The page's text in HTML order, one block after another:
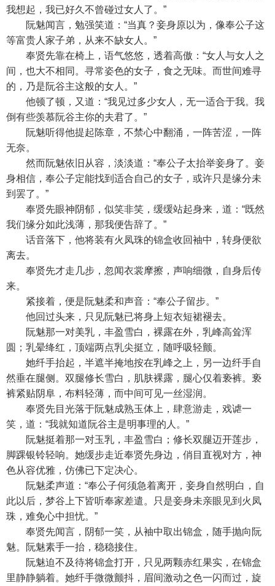
我想起，我已好久不曾碰过女人了。”
阮魅闻言，勉强笑道：“当真？妾身原以为，像奉公子这
等富贵人家子弟，从来不缺女人。”
奉贤先靠在椅上，语气悠悠，透着高傲：“女人与女人之
间，也大不相同。寻常姿色的女子，食之无味。而世间难寻
的，乃是阮谷主这般的女人。”
他顿了顿，又道：“我见过多少女人，无一适合于我。我
倒有些羡慕阮谷主你的夫君了。”
阮魅听得他提起陈章，不禁心中翻涌，一阵苦涩，一阵
无奈。
然而阮魅依旧从容，淡淡道：“奉公子太抬举妾身了。妾
身相信，奉公子定能找到适合自己的女子，或许只是缘分未
到罢了。”
奉贤先眼神阴郁，似笑非笑，缓缓站起身来，道：“既然
我们缘分如此浅薄，那我便告辞了。”
话音落下，他将装有火凤珠的锦盒收回袖中，转身便欲
离去。
奉贤先才走几步，忽闻衣裳摩擦，声响细微，自身后传
来。
紧接着，便是阮魅柔和声音：“奉公子留步。”
他回过头来，只见阮魅已将身上短衣短裙褪去。
阮魅那一对美乳，丰盈雪白，裸露在外，乳峰高耸浑
圆；乳晕绛红，顶端两点乳尖挺立，随呼吸轻颤。
她纤手抬起，半遮半掩地按在乳峰之上，另一边纤手自
然垂在腿侧。双腿修长雪白，肌肤裸露，腿心仅着亵裤。亵
裤紧贴阴阜，布料轻薄，而中间可见一丝湿润。
奉贤先目光落于阮魅成熟玉体上，肆意游走，戏谑一
笑，道：“我就知道阮谷主是明事理的人。”
阮魅挺着那一对玉乳，丰盈雪白；修长双腿迈开莲步，
脚踝银铃轻响。她缓步走近奉贤先身边，俏目直视对方，神
色从容优雅，仿佛已下定决心。
阮魅柔声道：“奉公子何须急着离开，妾身自然明白，自
此以后，梦谷上下皆听奉家差遣。只是妾身未亲眼见到火凤
珠，难免心中担忧。”
奉贤先闻言，阴郁一笑，从袖中取出锦盒，随手抛向阮
魅。阮魅素手一抬，稳稳接住。
阮魅迫不及待将锦盒打开，只见两颗赤红果实，在锦盒
里静静躺着。她纤手微微颤抖，眉间激动之色一闪而过，旋